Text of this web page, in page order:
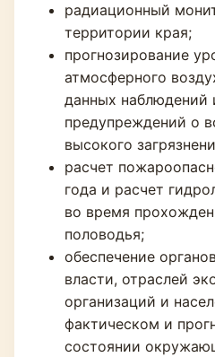
радиационный
территории края;
прогнозирование
атмосферного
данных наблюдений
предупреждений о
высокого
расчет
года и расчет
во время
половодья;
обеспечение
власти, отраслей
организаций и
фактическом и
состоянии